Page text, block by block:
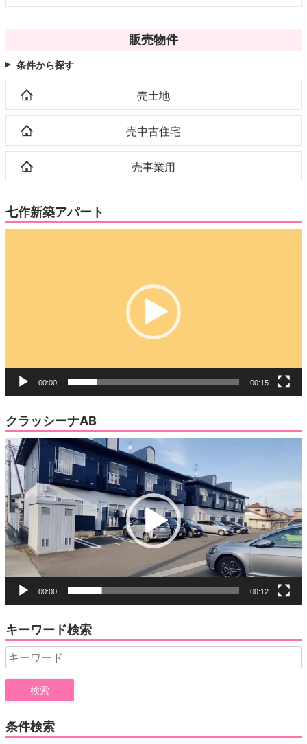
販売物件
条件から探す
売土地
売中古住宅
売事業用
七作新築アパート
00:00 00:15
クラッシーナAB
動
画
プ
レ
ー
ヤ
ー
00:00 00:12
キーワード検索
Search
for:
条件検索